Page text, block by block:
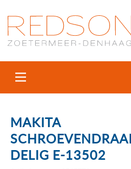
MAKITA
DELIG E-13502